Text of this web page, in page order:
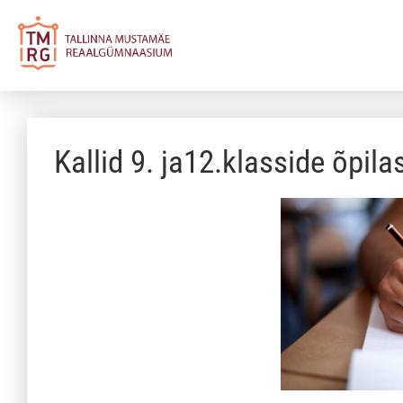
Kallid 9. ja12.klasside